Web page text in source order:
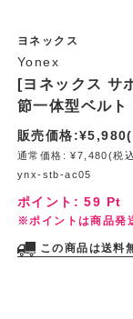
ヨネックス
Yonex
[ヨネックス サ
節一体型ベル
販売価格
通常価格: ¥7,480(税
ynx-stb-ac05
ポイント:59 Pt
※ポイントは商品発
この商品は送料